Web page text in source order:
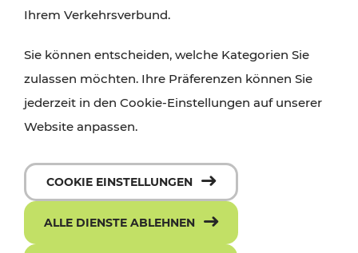
Ihrem Verkehrsverbund.
Sie können entscheiden, welche Kategorien Sie
zulassen möchten. Ihre Präferenzen können Sie
jederzeit in den Cookie-Einstellungen auf unserer
Website anpassen.
COOKIE EINSTELLUNGEN
ALLE DIENSTE ABLEHNEN